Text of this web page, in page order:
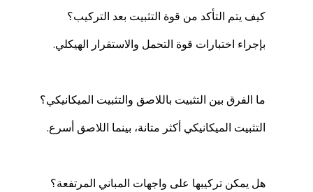
كيف يتم التأكد من قوة التثبيت بعد التركيب؟
بإجراء اختبارات قوة التحمل والاستقرار الهيكلي.
ما الفرق بين التثبيت باللاصق والتثبيت الميكانيكي؟
التثبيت الميكانيكي أكثر متانة، بينما اللاصق أسرع.
هل يمكن تركيبها على واجهات المباني المرتفعة؟